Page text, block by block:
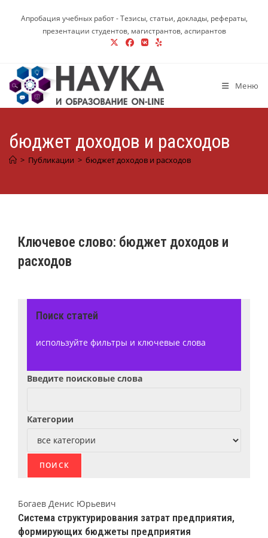
содержимому
Апробация учебных работ - Тезисы, статьи, доклады, рефераты,
презентации студентов, магистрантов, аспирантов
Меню
бюджет доходов и расходов
> Публикации > бюджет доходов и расходов
Ключевое слово: бюджет доходов и
расходов
Поиск статей
используйте фильтры и ключевые слова
Введите поисковые слова
Категории
Богаев Денис Юрьевич
Система структурирования затрат предприятия,
формирующих бюджеты предприятия